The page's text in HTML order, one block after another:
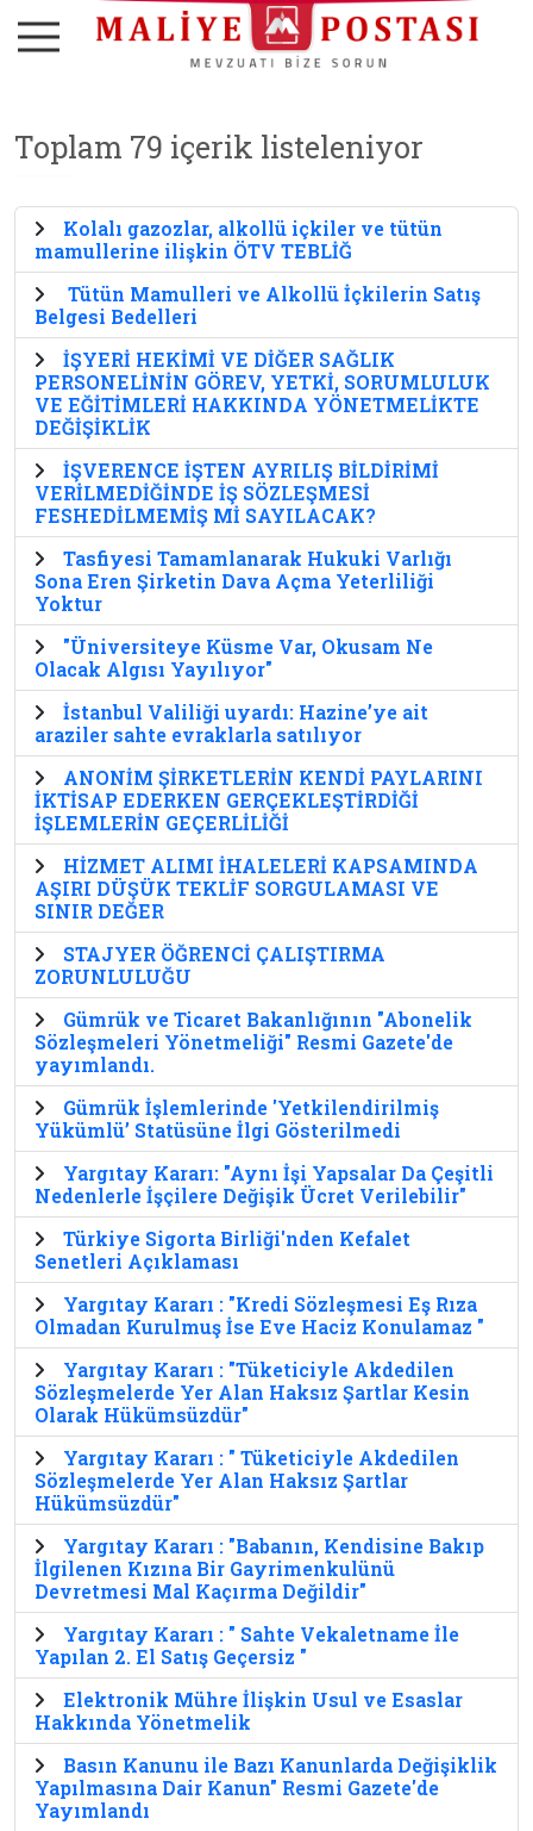
Toplam 79 içerik listeleniyor
Kolalı gazozlar, alkollü içkiler ve tütün
mamullerine ilişkin ÖTV TEBLİĞ
Tütün Mamulleri ve Alkollü İçkilerin Satış
Belgesi Bedelleri
İŞYERİ HEKİMİ VE DİĞER SAĞLIK
PERSONELİNİN GÖREV, YETKİ, SORUMLULUK
VE EĞİTİMLERİ HAKKINDA YÖNETMELİKTE
DEĞİŞİKLİK
İŞVERENCE İŞTEN AYRILIŞ BİLDİRİMİ
VERİLMEDİĞİNDE İŞ SÖZLEŞMESİ
FESHEDİLMEMİŞ Mİ SAYILACAK?
Tasfiyesi Tamamlanarak Hukuki Varlığı
Sona Eren Şirketin Dava Açma Yeterliliği
Yoktur
"Üniversiteye Küsme Var, Okusam Ne
Olacak Algısı Yayılıyor"
İstanbul Valiliği uyardı: Hazine’ye ait
araziler sahte evraklarla satılıyor
ANONİM ŞİRKETLERİN KENDİ PAYLARINI
İKTİSAP EDERKEN GERÇEKLEŞTİRDİĞİ
İŞLEMLERİN GEÇERLİLİĞİ
HİZMET ALIMI İHALELERİ KAPSAMINDA
AŞIRI DÜŞÜK TEKLİF SORGULAMASI VE
SINIR DEĞER
STAJYER ÖĞRENCİ ÇALIŞTIRMA
ZORUNLULUĞU
Gümrük ve Ticaret Bakanlığının "Abonelik
Sözleşmeleri Yönetmeliği" Resmi Gazete'de
yayımlandı.
Gümrük İşlemlerinde 'Yetkilendirilmiş
Yükümlü’ Statüsüne İlgi Gösterilmedi
Yargıtay Kararı: "Aynı İşi Yapsalar Da Çeşitli
Nedenlerle İşçilere Değişik Ücret Verilebilir"
Türkiye Sigorta Birliği'nden Kefalet
Senetleri Açıklaması
Yargıtay Kararı : "Kredi Sözleşmesi Eş Rıza
Olmadan Kurulmuş İse Eve Haciz Konulamaz "
Yargıtay Kararı : "Tüketiciyle Akdedilen
Sözleşmelerde Yer Alan Haksız Şartlar Kesin
Olarak Hükümsüzdür"
Yargıtay Kararı : " Tüketiciyle Akdedilen
Sözleşmelerde Yer Alan Haksız Şartlar
Hükümsüzdür"
Yargıtay Kararı : "Babanın, Kendisine Bakıp
İlgilenen Kızına Bir Gayrimenkulünü
Devretmesi Mal Kaçırma Değildir"
Yargıtay Kararı : " Sahte Vekaletname İle
Yapılan 2. El Satış Geçersiz "
Elektronik Mühre İlişkin Usul ve Esaslar
Hakkında Yönetmelik
Basın Kanunu ile Bazı Kanunlarda Değişiklik
Yapılmasına Dair Kanun" Resmi Gazete'de
Yayımlandı